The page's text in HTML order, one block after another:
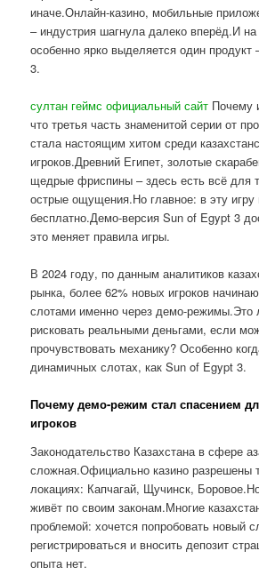
иначе.Онлайн-казино, мобильные
– индустрия шагнула далеко вперёд.И
особенно ярко выделяется один
3.
султан геймс официальный сайт Почему
что третья часть знаменитой серии от
стала настоящим хитом среди
игроков.Древний Египет, золотые
щедрые фриспины – здесь есть всё для
острые ощущения.Но главное: в эту игру
бесплатно.Демо-версия Sun of Egypt 3
это меняет правила игры.
В 2024 году, по данным аналитиков
рынка, более 62% новых игроков
слотами именно через демо-режимы.Это
рисковать реальными деньгами, если
прочувствовать механику? Особенно
динамичных слотах, как Sun of Egypt 3.
Почему демо-режим стал спасением
игроков
Законодательство Казахстана в сфере
сложная.Официально казино разрешены
локациях: Капчагай, Щучинск,
живёт по своим законам.Многие
проблемой: хочется попробовать новый
регистрироваться и вносить депозит
опыта нет.